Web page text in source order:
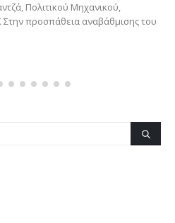
Πολιτικού Μηχανικού,
προσπάθεια αναβάθμισης του